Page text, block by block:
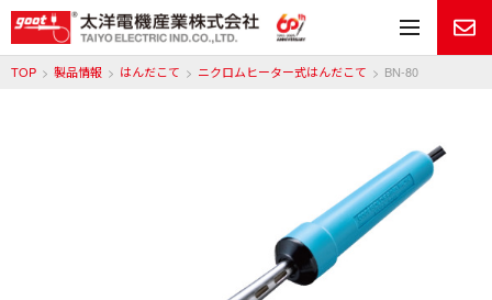
メ
TOP 製品情報 はんだこて ニクロムヒーター式はんだこて BN-80